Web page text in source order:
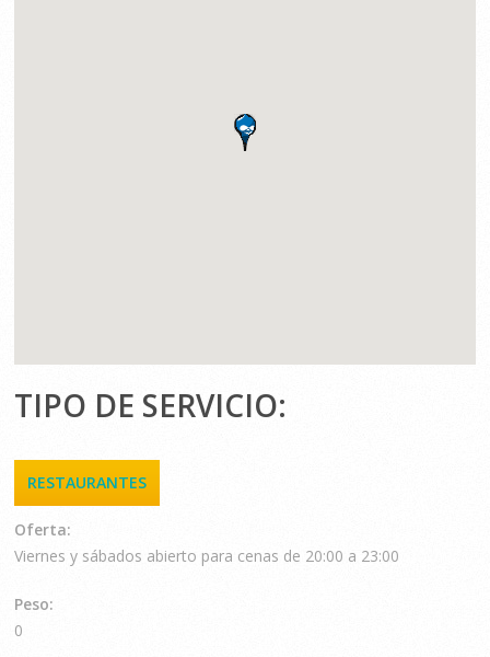
TIPO DE SERVICIO:
RESTAURANTES
Oferta:
Viernes y sábados abierto para cenas de 20:00 a 23:00
Peso:
0